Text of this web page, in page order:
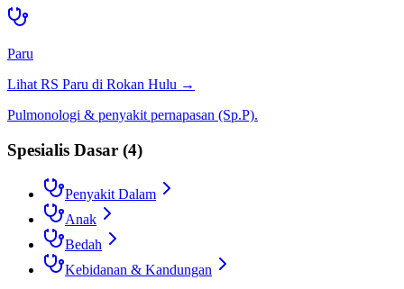
Paru
Lihat RS Paru di Rokan Hulu →
Pulmonologi & penyakit pernapasan (Sp.P).
Spesialis Dasar (4)
Penyakit Dalam
Anak
Bedah
Kebidanan & Kandungan